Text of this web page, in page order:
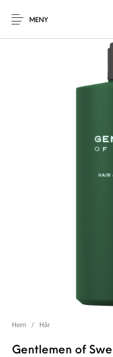
MENY
Hem / Hår
Gentlemen of